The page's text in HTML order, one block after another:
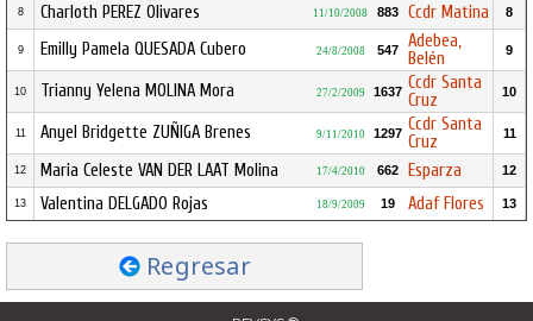
8 Charloth PEREZ Olivares 11/10/2008 883 Ccdr Matina 8
9 Emilly Pamela QUESADA Cubero 24/8/2008 547
Adebea,
Belén
9
10 Trianny Yelena MOLINA Mora 27/2/2009 1637 Ccdr Santa
Cruz
10
11 Anyel Bridgette ZUÑIGA Brenes 9/11/2010 1297 Ccdr Santa
Cruz
11
12 Maria Celeste VAN DER LAAT Molina 17/4/2010 662 Esparza 12
13 Valentina DELGADO Rojas 18/9/2009 19 Adaf Flores 13
Regresar